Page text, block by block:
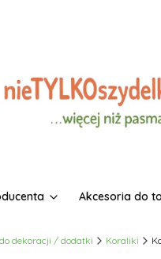
Akcesoria do
dekoracji / dodatki Koraliki